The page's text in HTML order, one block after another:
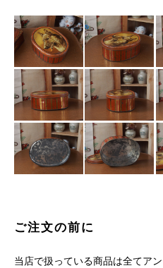
ご注文の前に
当店で扱っている商品は全てア